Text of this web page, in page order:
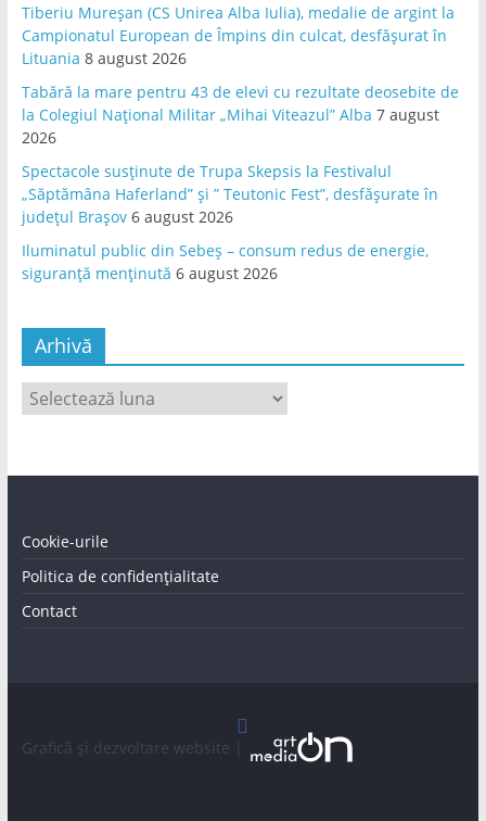
Tiberiu Mureșan (CS Unirea Alba Iulia), medalie de argint la
Campionatul European de Împins din culcat, desfășurat în
Lituania 8 august 2026
Tabără la mare pentru 43 de elevi cu rezultate deosebite de
la Colegiul Național Militar „Mihai Viteazul” Alba 7 august
2026
Spectacole susținute de Trupa Skepsis la Festivalul
„Săptămâna Haferland” și ” Teutonic Fest”, desfășurate în
județul Brașov 6 august 2026
Iluminatul public din Sebeș – consum redus de energie,
siguranță menținută 6 august 2026
Arhivă
Arhivă
Cookie-urile
Politica de confidențialitate
Contact
Graficã și dezvoltare website |